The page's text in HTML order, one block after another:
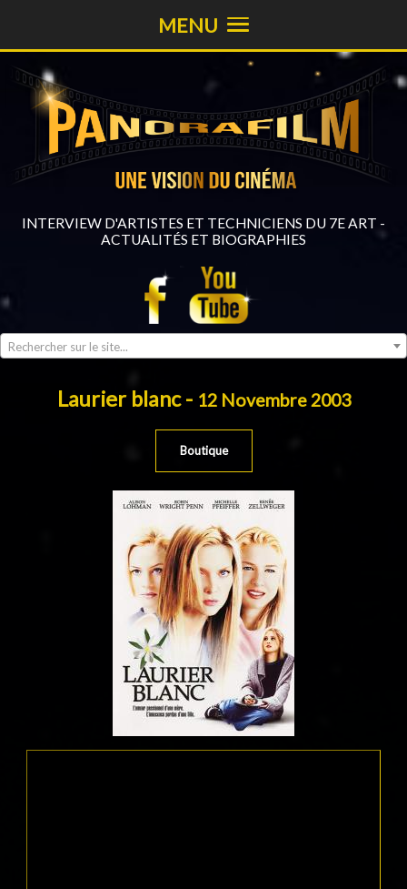
INTERVIEW D'ARTISTES ET TECHNICIENS DU 7E ART -
ACTUALITÉS ET BIOGRAPHIES
Rechercher sur le site...
MENU
Laurier blanc - 12 Novembre 2003
Boutique